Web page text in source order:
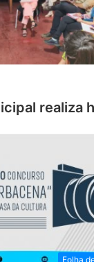
realiza
Folha